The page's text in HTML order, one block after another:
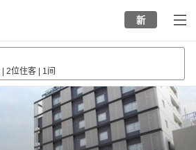
新
2位住客 1间